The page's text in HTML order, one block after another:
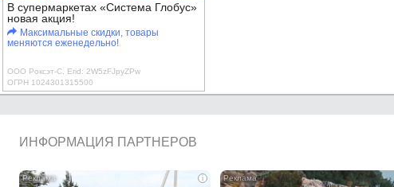
В супермаркетах «Система Глобус»
новая акция!
Максимальные скидки, товары
меняются еженедельно!
ООО Роксэт-С, Erid: 2W5zFJpyZPw
ОГРН 1024301315500
ИНФОРМАЦИЯ ПАРТНЕРОВ
i